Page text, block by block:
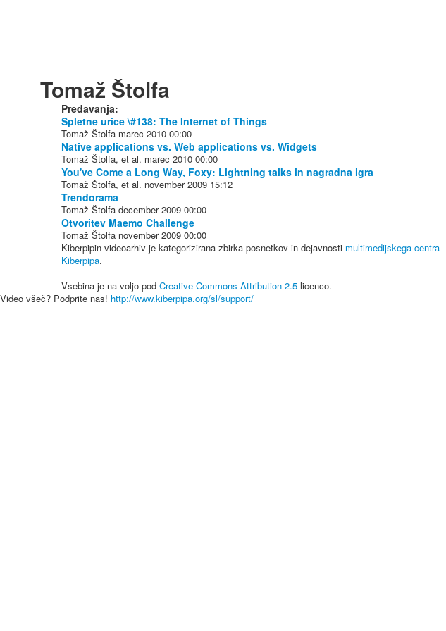
Tomaž Štolfa
Predavanja:
Spletne urice \#138: The Internet of Things
Tomaž Štolfa marec 2010 00:00
Native applications vs. Web applications vs. Widgets
Tomaž Štolfa, et al. marec 2010 00:00
You've Come a Long Way, Foxy: Lightning talks in nagradna igra
Tomaž Štolfa, et al. november 2009 15:12
Trendorama
Tomaž Štolfa december 2009 00:00
Otvoritev Maemo Challenge
Tomaž Štolfa november 2009 00:00
Kiberpipin videoarhiv je kategorizirana zbirka posnetkov in dejavnosti multimedijskega centra
Kiberpipa.
Vsebina je na voljo pod Creative Commons Attribution 2.5 licenco.
Video všeč? Podprite nas! http://www.kiberpipa.org/sl/support/